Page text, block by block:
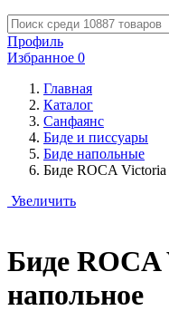
Профиль
Избранное 0
Главная
Каталог
Санфаянс
Биде и писсуары
Биде напольные
Биде ROCA Victoria
Увеличить
Биде
напольное